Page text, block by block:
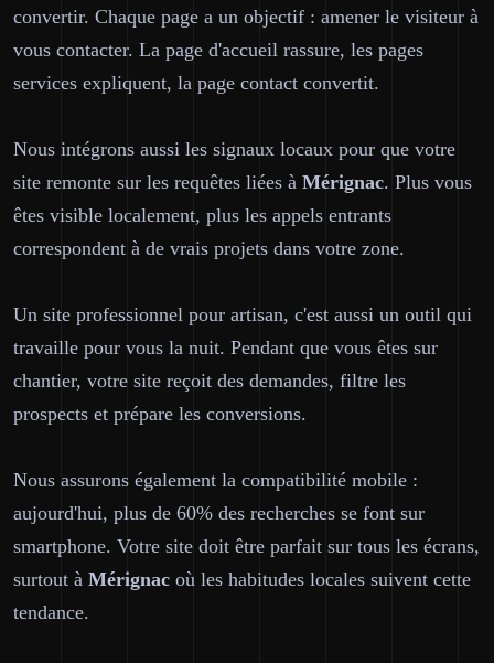
convertir. Chaque page a un objectif : amener le visiteur à
vous contacter. La page d'accueil rassure, les pages
services expliquent, la page contact convertit.
Nous intégrons aussi les signaux locaux pour que votre
site remonte sur les requêtes liées à Mérignac. Plus vous
êtes visible localement, plus les appels entrants
correspondent à de vrais projets dans votre zone.
Un site professionnel pour artisan, c'est aussi un outil qui
travaille pour vous la nuit. Pendant que vous êtes sur
chantier, votre site reçoit des demandes, filtre les
prospects et prépare les conversions.
Nous assurons également la compatibilité mobile :
aujourd'hui, plus de 60% des recherches se font sur
smartphone. Votre site doit être parfait sur tous les écrans,
surtout à Mérignac où les habitudes locales suivent cette
tendance.